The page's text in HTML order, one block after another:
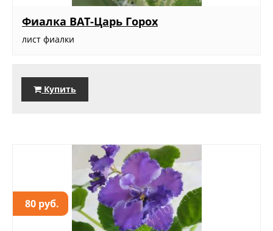
Фиалка ВАТ-Царь Горох
лист фиалки
Купить
80 руб.